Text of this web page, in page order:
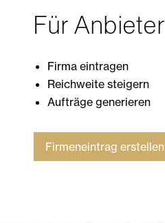
Für Anbieter
Firma eintragen
Reichweite steigern
Aufträge generieren
Firmeneintrag erstellen